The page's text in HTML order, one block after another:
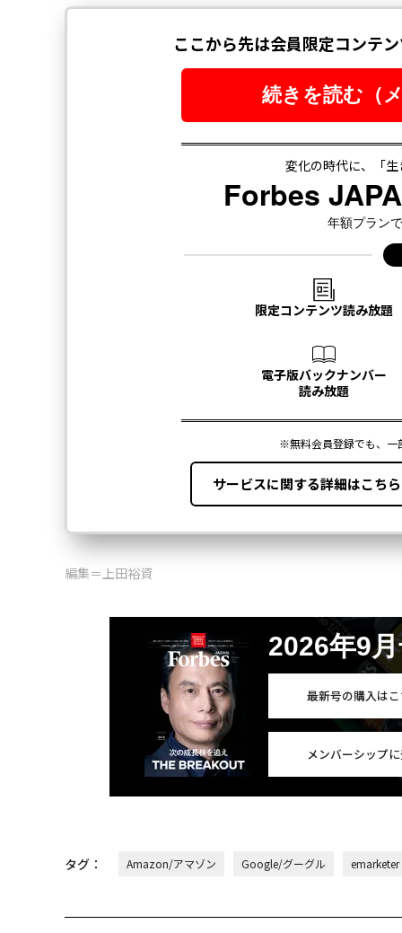
編集＝上田裕資
2026年9
最新号の購入は
メンバーシップ
タグ： Amazon/アマゾン Google/グーグル emarketer